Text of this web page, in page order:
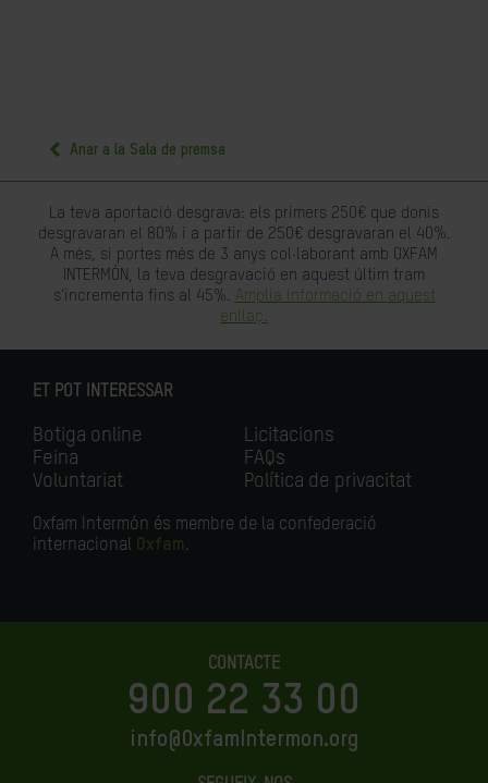
Anar a la Sala de premsa
La teva aportació desgrava: els primers 250€ que donis
desgravaran el 80% i a partir de 250€ desgravaran el 40%.
A més, si portes més de 3 anys col·laborant amb OXFAM
INTERMÓN, la teva desgravació en aquest últim tram
s'incrementa fins al 45%. Amplia informació en aquest
enllaç.
ET POT INTERESSAR
Botiga online
Feina
Voluntariat
Licitacions
FAQs
Política de privacitat
Oxfam Intermón és membre de la confederació
internacional Oxfam.
CONTACTE
900 22 33 00
info@OxfamIntermon.org